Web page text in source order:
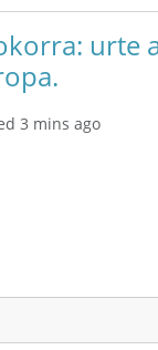
urte
3 mins ago